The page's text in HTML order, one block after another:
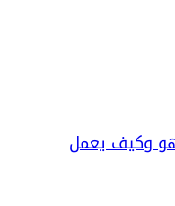
هو وكيف يعمل